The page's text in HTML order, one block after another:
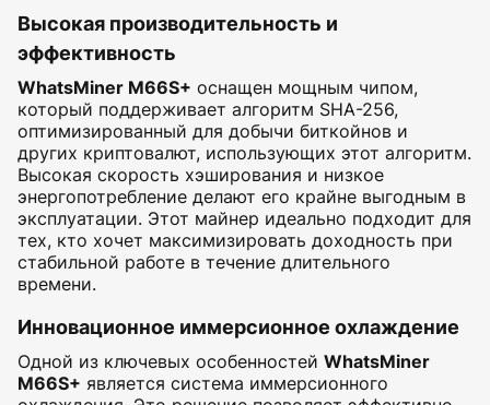
Высокая производительность и
эффективность
WhatsMiner M66S+ оснащен мощным чипом,
который поддерживает алгоритм SHA-256,
оптимизированный для добычи биткойнов и
других криптовалют, использующих этот алгоритм.
Высокая скорость хэширования и низкое
энергопотребление делают его крайне выгодным в
эксплуатации. Этот майнер идеально подходит для
тех, кто хочет максимизировать доходность при
стабильной работе в течение длительного
времени.
Инновационное иммерсионное охлаждение
Одной из ключевых особенностей WhatsMiner
M66S+ является система иммерсионного